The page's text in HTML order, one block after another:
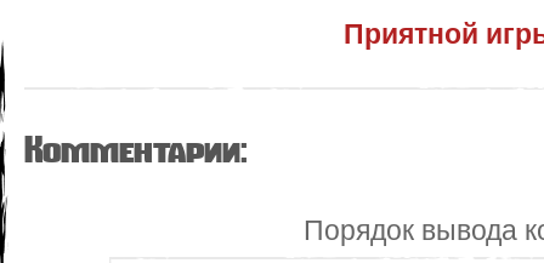
Приятной
Комментарии:
Порядок вывода